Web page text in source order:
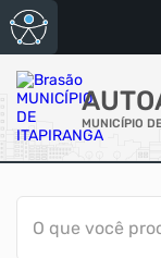
MUNICÍPIO
ACESSO
Acessibilidade
O que você